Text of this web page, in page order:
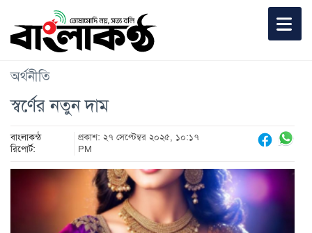
অর্থনীতি
স্বর্ণের নতুন দাম
বাংলাকন্ঠ
রিপোর্ট:
প্রকাশ: ২৭ সেপ্টেম্বর ২০২৫, ১০:১৭
PM